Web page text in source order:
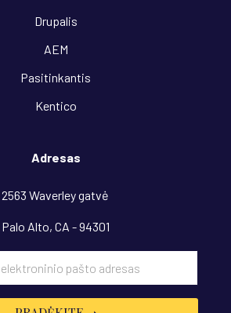
Drupalis
AEM
Pasitinkantis
Kentico
Adresas
2563 Waverley gatvė
Palo Alto, CA - 94301